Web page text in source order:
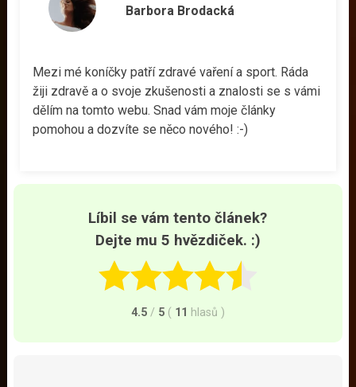
Barbora Brodacká
Mezi mé koníčky patří zdravé vaření a sport. Ráda
žiji zdravě a o svoje zkušenosti a znalosti se s vámi
dělím na tomto webu. Snad vám moje články
pomohou a dozvíte se něco nového! :-)
Líbil se vám tento článek?
Dejte mu 5 hvězdiček. :)
4.5 / 5 ( 11 hlasů )